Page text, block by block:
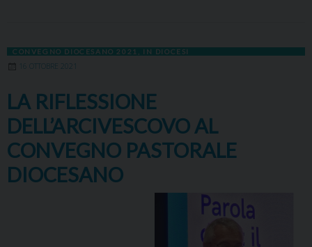
CONVEGNO DIOCESANO 2021 IN DIOCESI
16 OTTOBRE 2021
LA RIFLESSIONE
DELL’ARCIVESCOVO AL
CONVEGNO PASTORALE
DIOCESANO